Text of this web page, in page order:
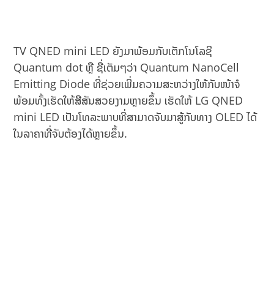
TV QNED mini LED ຍັງມາພ້ອມກັບເຕັກໂນໂລຊີ
Quantum dot ຫຼື ຊື່ເຕັມໆວ່າ Quantum NanoCell
Emitting Diode ທີ່ຊ່ວຍເພີ່ມຄວາມສະຫວ່າງໃຫ້ກັບໜ້າຈໍ
ພ້ອມທັ້ງເຮັດໃຫ້ສີສັນສວຍງາມຫຼາຍຂຶ້ນ ເຮັດໃຫ້ LG QNED
mini LED ເປັນໂທລະພາບທີ່ສາມາດຈັບມາສູ້ກັບທາງ OLED ໄດ້
ໃນລາຄາທີ່ຈັບຕ້ອງໄດ້ຫຼາຍຂຶ້ນ.